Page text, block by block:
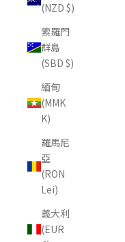
(NZD $)
索羅門
群島
(SBD $)
緬甸
(MMK
K)
羅馬尼
亞
(RON
Lei)
義大利
(EUR